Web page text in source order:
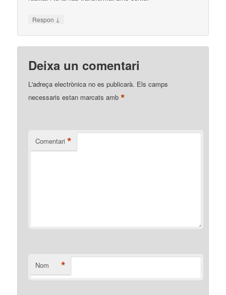
Respon ↓
Deixa un comentari
L'adreça electrònica no es publicarà. Els camps
necessaris estan marcats amb*
Comentari *
Nom *